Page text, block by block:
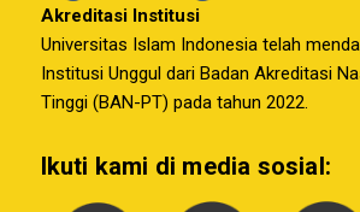
Akreditasi Institusi
Universitas Islam Indonesia telah
Institusi Unggul dari Badan Akreditasi
Tinggi (BAN-PT) pada tahun 2022.
Ikuti kami di media sosial: